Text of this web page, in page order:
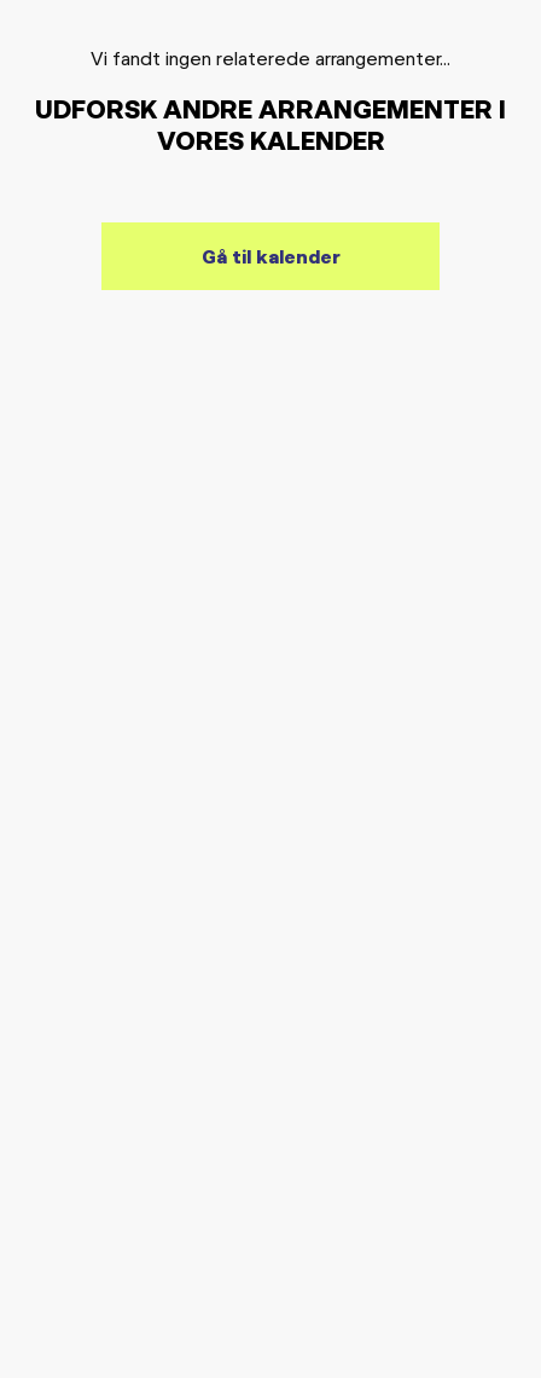
Vi fandt ingen relaterede arrangementer...
UDFORSK ANDRE ARRANGEMENTER I
VORES KALENDER
Gå til kalender